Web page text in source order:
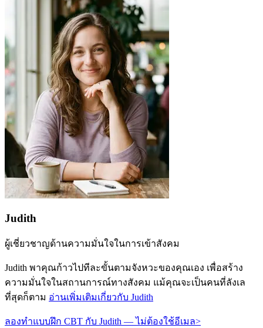
Judith
ผู้เชี่ยวชาญด้านความมั่นใจในการเข้าสังคม
Judith พาคุณก้าวไปทีละขั้นตามจังหวะของคุณเอง เพื่อสร้าง
ความมั่นใจในสถานการณ์ทางสังคม แม้คุณจะเป็นคนที่ลังเล
ที่สุดก็ตาม อ่านเพิ่มเติมเกี่ยวกับ Judith
ลองทำแบบฝึก CBT กับ Judith — ไม่ต้องใช้อีเมล>